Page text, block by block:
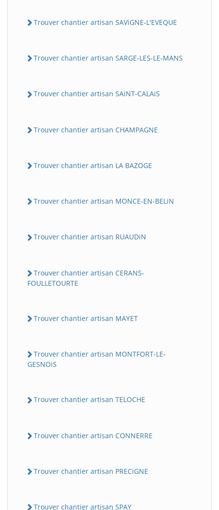
Trouver chantier artisan SAViGNE-L'EVEQUE
Trouver chantier artisan SARGE-LES-LE-MANS
Trouver chantier artisan SAiNT-CALAiS
Trouver chantier artisan CHAMPAGNE
Trouver chantier artisan LA BAZOGE
Trouver chantier artisan MONCE-EN-BELiN
Trouver chantier artisan RUAUDiN
Trouver chantier artisan CERANS-
FOULLETOURTE
Trouver chantier artisan MAYET
Trouver chantier artisan MONTFORT-LE-
GESNOiS
Trouver chantier artisan TELOCHE
Trouver chantier artisan CONNERRE
Trouver chantier artisan PRECiGNE
Trouver chantier artisan SPAY